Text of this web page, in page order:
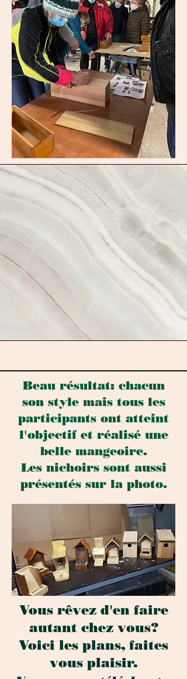
Beau résultat: chacun
son style mais tous les
participants ont atteint
l'objectif et réalisé une
belle mangeoire.
Les nichoirs sont aussi
présentés sur la photo.
Vous rêvez d'en faire
autant chez vous?
Voici les plans, faites
vous plaisir.